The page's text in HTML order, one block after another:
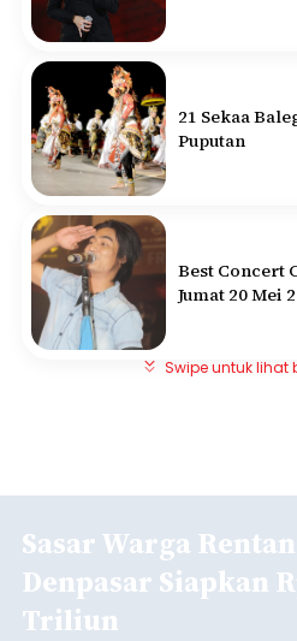
21 Sekaa
Puputan
Best Concert
Jumat 20 Mei
Swipe untuk lihat
Sasar Warga
Denpasar Siapkan
Triliun